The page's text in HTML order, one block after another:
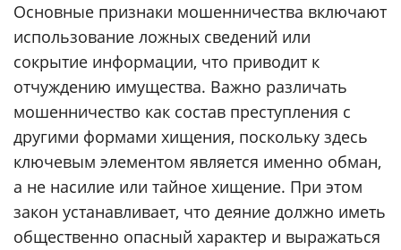
Основные признаки мошенничества включают
использование ложных сведений или
сокрытие информации, что приводит к
отчуждению имущества. Важно различать
мошенничество как состав преступления с
другими формами хищения, поскольку здесь
ключевым элементом является именно обман,
а не насилие или тайное хищение. При этом
закон устанавливает, что деяние должно иметь
общественно опасный характер и выражаться